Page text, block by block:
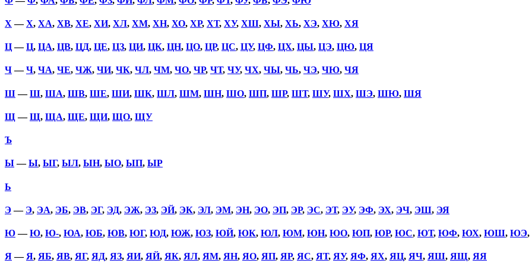
Х —Х, ХА, ХВ, ХЕ, ХИ, ХЛ, ХМ, ХН, ХО, ХР, ХТ, ХУ, ХШ, ХЫ, ХЬ, ХЭ, ХЮ, ХЯ
Ц—Ц, ЦА, ЦВ, ЦД, ЦЕ, ЦЗ, ЦИ, ЦК, ЦН, ЦО, ЦР, ЦС, ЦУ, ЦФ, ЦХ, ЦЫ, ЦЭ, ЦЮ, ЦЯ
Ч—Ч, ЧА, ЧЕ, ЧЖ, ЧИ, ЧК, ЧЛ, ЧМ, ЧО, ЧР, ЧТ, ЧУ, ЧХ, ЧЫ, ЧЬ, ЧЭ, ЧЮ, ЧЯ
Ш—Ш, ША, ШВ, ШЕ, ШИ, ШК, ШЛ, ШМ, ШН, ШО, ШП, ШР, ШТ, ШУ, ШХ, ШЭ, ШЮ, ШЯ
Щ —Щ, ЩА, ЩЕ, ЩИ, ЩО, ЩУ
Ъ
Ы—Ы, ЫГ, ЫЛ, ЫН, ЫО, ЫП, ЫР
Ь
Э— Э, ЭА, ЭБ, ЭВ, ЭГ, ЭД, ЭЖ, ЭЗ, ЭЙ, ЭК, ЭЛ, ЭМ, ЭН, ЭО, ЭП, ЭР, ЭС, ЭТ, ЭУ, ЭФ, ЭХ, ЭЧ, ЭШ, ЭЯ
Ю—Ю, Ю-, ЮА, ЮБ, ЮВ, ЮГ, ЮД, ЮЖ, ЮЗ, ЮЙ, ЮК, ЮЛ, ЮМ, ЮН, ЮО, ЮП, ЮР, ЮС, ЮТ, ЮФ, ЮХ, ЮШ, ЮЭ,
Я—Я, ЯБ, ЯВ, ЯГ, ЯД, ЯЗ, ЯИ, ЯЙ, ЯК, ЯЛ, ЯМ, ЯН, ЯО, ЯП, ЯР, ЯС, ЯТ, ЯУ, ЯФ, ЯХ, ЯЦ, ЯЧ, ЯШ, ЯЩ, ЯЯ